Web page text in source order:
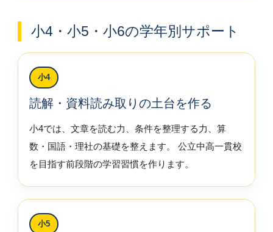
小4・小5・小6の学年別サポート
小4
読解・資料読み取りの土台を作る
小4では、文章を読む力、条件を整理する力、算
数・国語・理社の基礎を整えます。 公立中高一貫校
を目指す前段階の学習習慣を作ります。
小5